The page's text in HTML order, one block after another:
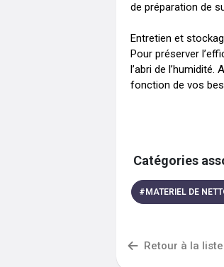
de préparation de
Entretien et
Pour préserver
l’abri de
fonction de vos
Catégories
# MATERIEL DE
Retour à la